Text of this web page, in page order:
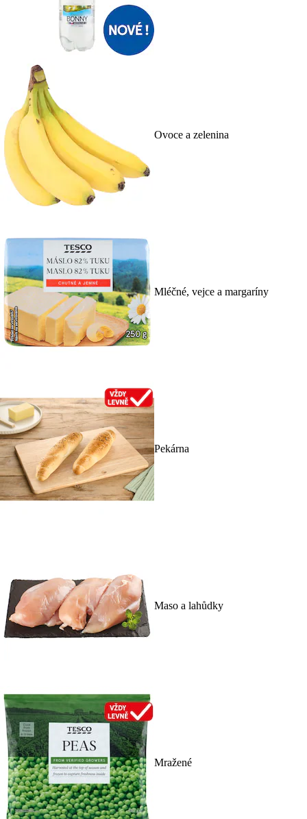
Ovoce a zelenina
Mléčné, vejce a margaríny
Pekárna
Maso a lahůdky
Mražené